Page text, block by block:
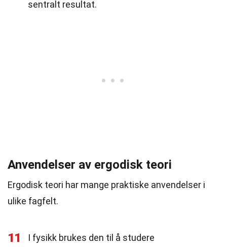
sentralt resultat.
Anvendelser av ergodisk teori
Ergodisk teori har mange praktiske anvendelser i
ulike fagfelt.
11 I fysikk brukes den til å studere